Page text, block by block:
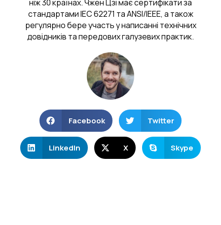
ніж 30 країнах. Чжен Цзі має сертифікати за
стандартами IEC 62271 та ANSI/IEEE, а також
регулярно бере участь у написанні технічних
довідників та передових галузевих практик.
Facebook Twitter
LinkedIn X Skype